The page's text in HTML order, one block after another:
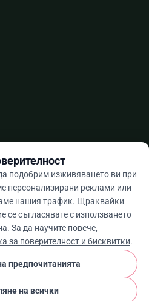
на 500+ отзива
На Бисквитките
подобрим изживяването ви при
персонализирани реклами или
нашия трафик. Щраквайки
се съгласявате с използването
За да научите повече,
за поверителност и бисквитки.
предпочитанията
на всички